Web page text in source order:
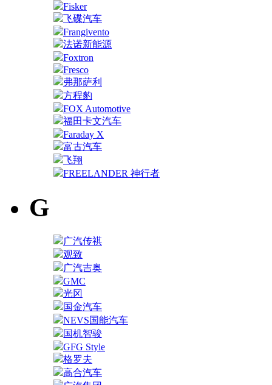
Fisker
飞碟汽车
Frangivento
法诺新能源
Foxtron
Fresco
弗那萨利
方程豹
FOX Automotive
福田卡文汽车
Faraday X
富古汽车
飞翔
FREELANDER 神行者
G
广汽传祺
观致
广汽吉奥
GMC
光冈
国金汽车
NEVS国能汽车
国机智骏
GFG Style
格罗夫
高合汽车